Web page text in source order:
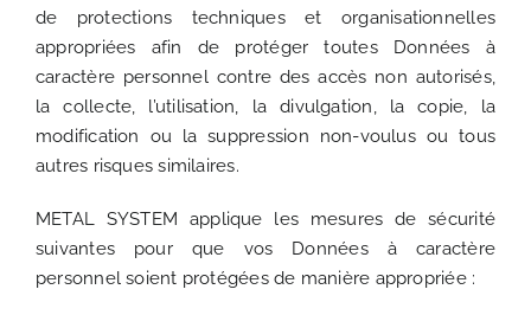
de protections techniques et organisationnelles
appropriées afin de protéger toutes Données à
caractère personnel contre des accès non autorisés,
la collecte, l’utilisation, la divulgation, la copie, la
modification ou la suppression non-voulus ou tous
autres risques similaires.
METAL SYSTEM applique les mesures de sécurité
suivantes pour que vos Données à caractère
personnel soient protégées de manière appropriée :